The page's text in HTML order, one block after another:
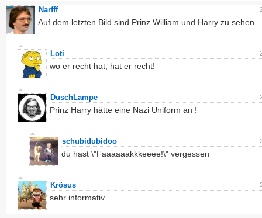
Narfff
Auf dem letzten Bild sind Prinz William und Harry zu sehen
Loti
wo er recht hat, hat er recht!
DuschLampe
Prinz Harry hätte eine Nazi Uniform an !
schubidubidoo
du hast \"Faaaaaakkkeeee!\" vergessen
Krösus
sehr informativ